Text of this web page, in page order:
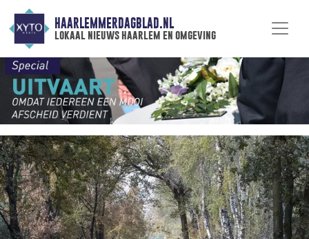
HAARLEMMERDAGBLAD.NL
lokaal nieuws haarlem en omgeving